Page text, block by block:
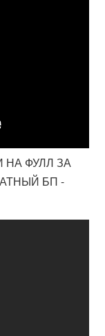
НА ФУЛЛ ЗА
БП -